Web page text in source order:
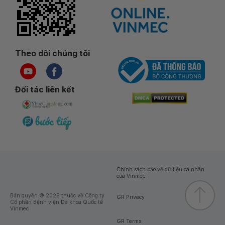
Theo dõi chúng tôi
Đối tác liên kết
Bản quyền © 2026 thuộc về Công ty
Cổ phần Bệnh viện Đa khoa Quốc tế
Vinmec
Chính sách bảo vệ dữ liệu cá nhân
của Vinmec
GR Privacy
GR Terms